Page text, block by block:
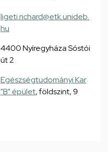
ligeti.richard@etk.unideb.
hu
4400 Nyíregyháza Sóstói
út 2
Egészségtudományi Kar
"B" épület, földszint, 9